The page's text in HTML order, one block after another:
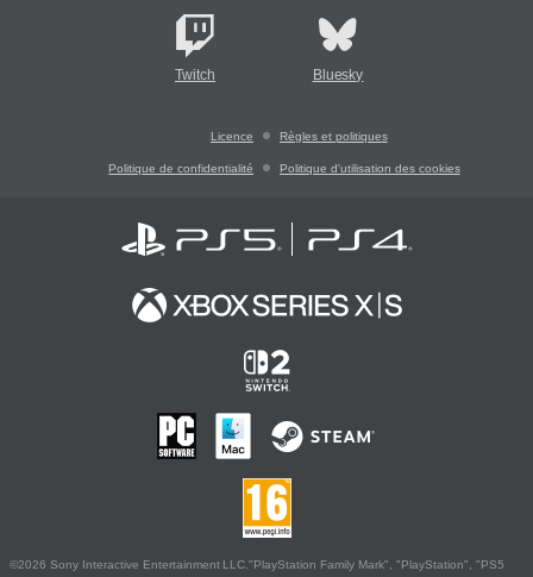
Twitch Bluesky
Licence Règles et politiques
Politique de confidentialité Politique d'utilisation des cookies
©2026 Sony Interactive Entertainment LLC."PlayStation Family Mark", "PlayStation", "PS5